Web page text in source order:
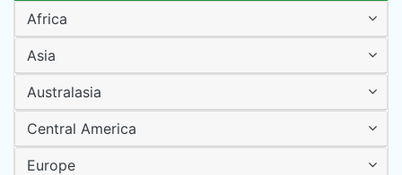
Africa
Asia
Australasia
Central America
Europe